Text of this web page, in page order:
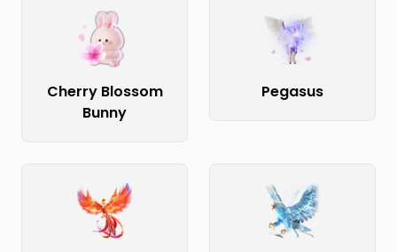
Cherry Blossom
Bunny
Pegasus